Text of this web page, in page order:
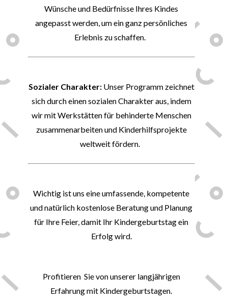
Wünsche und Bedürfnisse Ihres Kindes
angepasst werden, um ein ganz persönliches
Erlebnis zu schaffen.
Sozialer Charakter:Unser Programm zeichnet
sich durch einen sozialen Charakter aus, indem
wir mit Werkstätten für behinderte Menschen
zusammenarbeiten und Kinderhilfsprojekte
weltweit fördern.
Wichtig ist uns eine umfassende, kompetente
und natürlich kostenlose Beratung und Planung
für Ihre Feier, damit Ihr Kindergeburtstag ein
Erfolg wird.
Profitieren Sie von unserer langjährigen
Erfahrung mit Kindergeburtstagen.